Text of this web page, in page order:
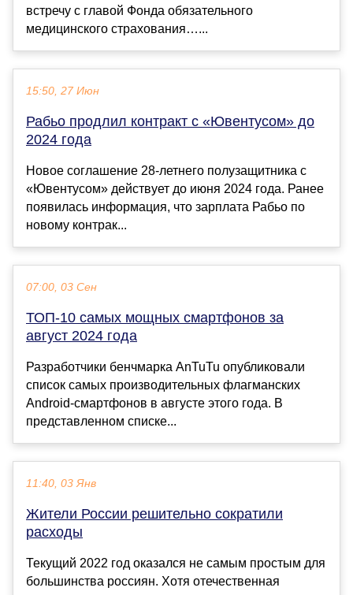
встречу с главой Фонда обязательного
медицинского страхования…...
15:50, 27 Июн
Рабьо продлил контракт с «Ювентусом» до
2024 года
Новое соглашение 28-летнего полузащитника с
«Ювентусом» действует до июня 2024 года. Ранее
появилась информация, что зарплата Рабьо по
новому контрак...
07:00, 03 Сен
ТОП-10 самых мощных смартфонов за
август 2024 года
Разработчики бенчмарка AnTuTu опубликовали
список самых производительных флагманских
Android-смартфонов в августе этого года. В
представленном списке...
11:40, 03 Янв
Жители России решительно сократили
расходы
Текущий 2022 год оказался не самым простым для
большинства россиян. Хотя отечественная